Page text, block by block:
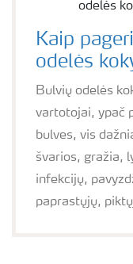
Kaip
odelės
Bulvių odelės
vartotojai, ypač
bulves, vis
švarios, gražia,
infekcijų,
paprastųjų,